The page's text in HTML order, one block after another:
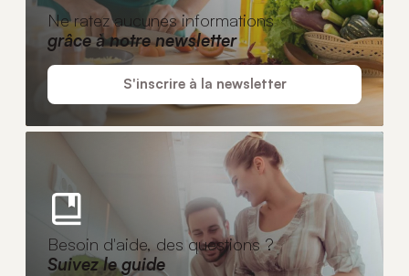
Ne ratez aucunes informations
grâce à notre newsletter
S'inscrire à la newsletter
Besoin d'aide, des questions ?
Suivez le guide